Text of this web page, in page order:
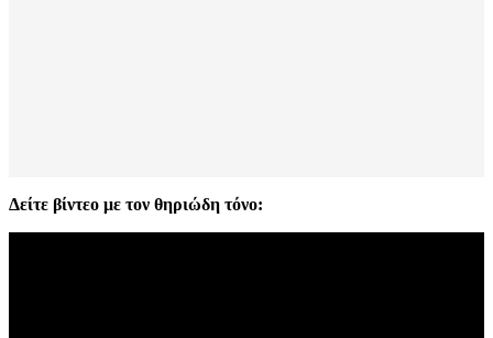
Δείτε βίντεο με τον θηριώδη τόνο: